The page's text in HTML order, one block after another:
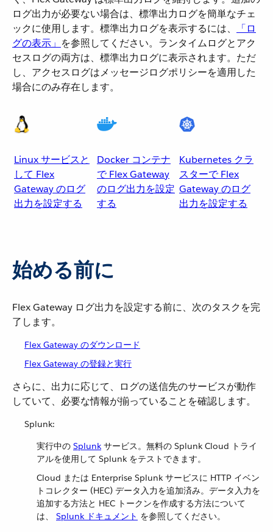
ログ出力が必要ない場合は、標準出力ログを簡単なチェ
ックに使用します。標準出力ログを表示するには、​
「ロ
グの表示」 ​を参照してください。ランタイムログとアク
セスログの両方は、標準出力ログに表示されます。ただ
し、アクセスログはメッセージログポリシーを適用した
場合にのみ存在します。
Linux サービスと
して Flex
Gateway のログ
出力を設定する
Docker コンテナ
で Flex Gateway
のログ出力を設定
する
Kubernetes クラ
スターで Flex
Gateway のログ
出力を設定する
始める前に
Flex Gateway ログ出力を設定する前に、次のタスクを完
了します。
Flex Gateway のダウンロード
Flex Gateway の登録と実行
さらに、出力に応じて、ログの送信先のサービスが動作
していて、必要な情報が揃っていることを確認します。
Splunk:
実行中の Splunk ​ サービス。無料の Splunk Cloud トライ
アルを使用して Splunk をテストできます。
Cloud または Enterprise Splunk サービスに HTTP イベン
トコレクター (HEC) データ入力を追加済み。データ入力を
追加する方法と HEC トークンを作成する方法について
は、 Splunk ドキュメント ​ を参照してください。